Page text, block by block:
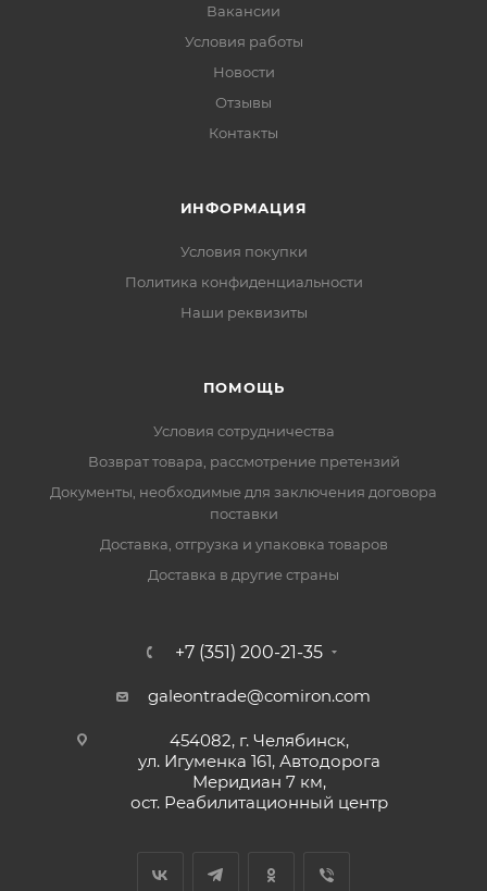
Вакансии
Условия работы
Новости
Отзывы
Контакты
ИНФОРМАЦИЯ
Условия покупки
Политика конфиденциальности
Наши реквизиты
ПОМОЩЬ
Условия сотрудничества
Возврат товара, рассмотрение претензий
Документы, необходимые для заключения договора
поставки
Доставка, отгрузка и упаковка товаров
Доставка в другие страны
+7 (351) 200-21-35
galeontrade@comiron.com
454082, г. Челябинск,
ул. Игуменка 161, Автодорога
Меридиан 7 км,
ост. Реабилитационный центр